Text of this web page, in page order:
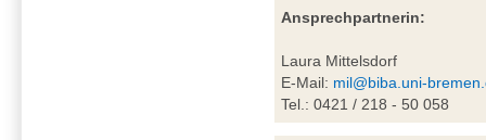
Ansprechpartnerin:
Laura Mittelsdorf
E-Mail: mil@biba.uni-
Tel.: 0421 / 218 - 50 058